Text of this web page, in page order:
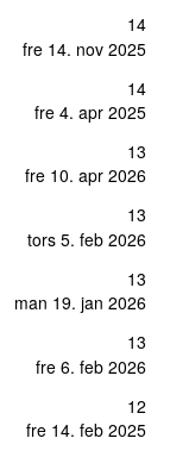
fre 14. nov 2025
14
fre 4. apr 2025
14
fre 10. apr 2026
13
tors 5. feb 2026
13
man 19. jan 2026
13
fre 6. feb 2026
13
fre 14. feb 2025
12